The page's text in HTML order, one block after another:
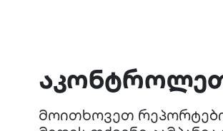
აკონტროლეთ
მოითხოვეთ